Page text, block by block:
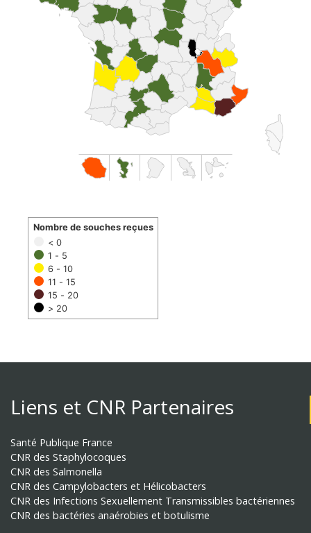
< 0
1 - 5
6 - 10
11 - 15
15 - 20
> 20
Nombre de souches reçues
Liens et CNR Partenaires
Santé Publique France
CNR des Staphylocoques
CNR des Salmonella
CNR des Campylobacters et Hélicobacters
CNR des Infections Sexuellement Transmissibles bactériennes
CNR des bactéries anaérobies et botulisme